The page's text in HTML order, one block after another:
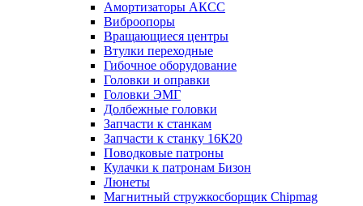
Амортизаторы АКСС
Виброопоры
Вращающиеся центры
Втулки переходные
Гибочное оборудование
Головки и оправки
Головки ЭМГ
Долбежные головки
Запчасти к станкам
Запчасти к станку 16К20
Поводковые патроны
Кулачки к патронам Бизон
Люнеты
Магнитный стружкосборщик Chipmag